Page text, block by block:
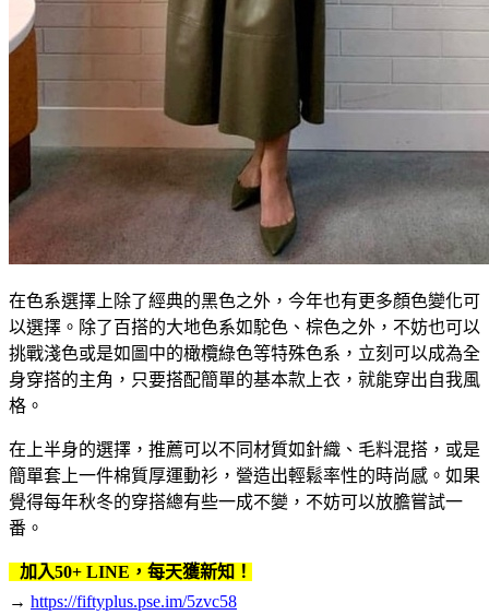
在色系選擇上除了經典的黑色之外，今年也有更多顏色變化可
以選擇。除了百搭的大地色系如駝色、棕色之外，不妨也可以
挑戰淺色或是如圖中的橄欖綠色等特殊色系，立刻可以成為全
身穿搭的主角，只要搭配簡單的基本款上衣，就能穿出自我風
格。
在上半身的選擇，推薦可以不同材質如針織、毛料混搭，或是
簡單套上一件棉質厚運動衫，營造出輕鬆率性的時尚感。如果
覺得每年秋冬的穿搭總有些一成不變，不妨可以放膽嘗試一
番。
加入50+ LINE，每天獲新知！
→ https://fiftyplus.pse.im/5zvc58